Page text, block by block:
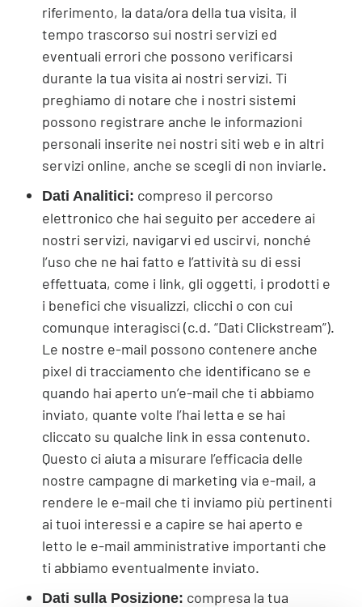
riferimento, la data/ora della tua visita, il
tempo trascorso sui nostri servizi ed
eventuali errori che possono verificarsi
durante la tua visita ai nostri servizi. Ti
preghiamo di notare che i nostri sistemi
possono registrare anche le informazioni
personali inserite nei nostri siti web e in altri
servizi online, anche se scegli di non inviarle.
Dati Analitici: compreso il percorso
elettronico che hai seguito per accedere ai
nostri servizi, navigarvi ed uscirvi, nonché
l’uso che ne hai fatto e l’attività su di essi
effettuata, come i link, gli oggetti, i prodotti e
i benefici che visualizzi, clicchi o con cui
comunque interagisci (c.d. “Dati Clickstream”).
Le nostre e-mail possono contenere anche
pixel di tracciamento che identificano se e
quando hai aperto un’e-mail che ti abbiamo
inviato, quante volte l’hai letta e se hai
cliccato su qualche link in essa contenuto.
Questo ci aiuta a misurare l’efficacia delle
nostre campagne di marketing via e-mail, a
rendere le e-mail che ti inviamo più pertinenti
ai tuoi interessi e a capire se hai aperto e
letto le e-mail amministrative importanti che
ti abbiamo eventualmente inviato.
Dati sulla Posizione: compresa la tua